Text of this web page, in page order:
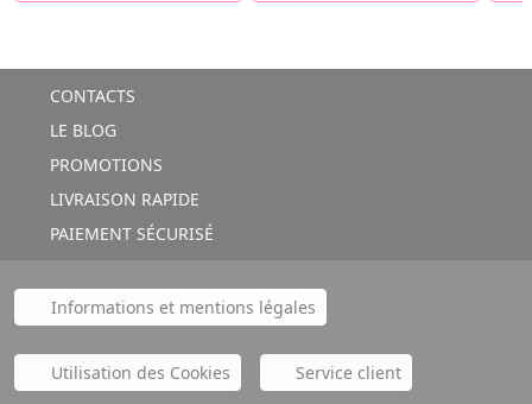
CONTACTS
LE BLOG
PROMOTIONS
LIVRAISON RAPIDE
PAIEMENT SÉCURISÉ
Informations et mentions légales
Utilisation des Cookies Service client